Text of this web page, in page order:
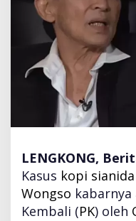
d
a
e
a
o
g
s
o
LENGKONG,
Kasus kopi sianida
Wongso kabarnya
Kembali (PK) oleh